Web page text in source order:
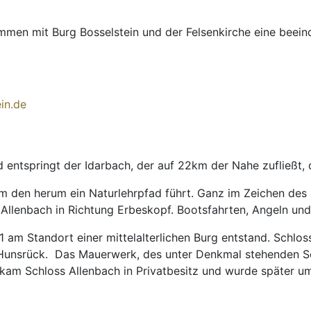
mit Burg Bosselstein und der Felsenkirche eine
entspringt der Idarbach, der auf 22km der Nahe zufließt,
den herum ein Naturlehrpfad führt. Ganz im Zeichen
in Richtung Erbeskopf. Bootsfahrten, Angeln
Standort einer mittelalterlichen Burg entstand.
Das Mauerwerk, des unter Denkmal stehenden
Schloss Allenbach in Privatbesitz und wurde später